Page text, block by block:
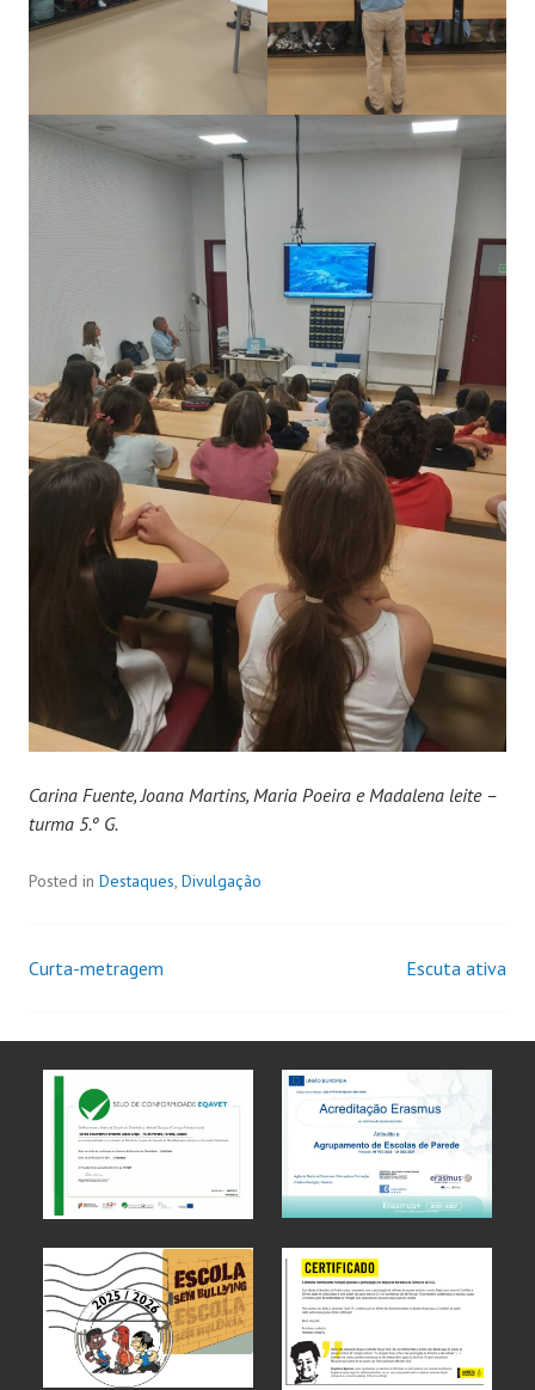
Carina Fuente, Joana Martins, Maria Poeira e Madalena leite –
turma 5.º G.
Posted in Destaques, Divulgação
Curta-metragem Escuta ativa